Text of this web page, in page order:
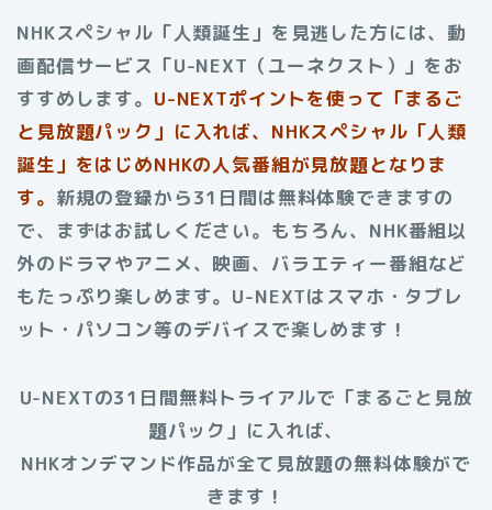
NHKスペシャル「人類誕生」を見逃した方には、動
画配信サービス「U-NEXT（ユーネクスト）」をお
すすめします。 U-NEXTポイントを使って「まるご
と見放題パック」に入れば、NHKスペシャル「人類
誕生」をはじめNHKの人気番組が見放題となりま
す。 新規の登録から31日間は無料体験できますの
で、まずはお試しください。もちろん、NHK番組以
外のドラマやアニメ、映画、バラエティー番組など
もたっぷり楽しめます。U-NEXTはスマホ・タブレ
ット・パソコン等のデバイスで楽しめます！
U-NEXTの31日間無料トライアルで「まるごと見放
題パック」に入れば、
NHKオンデマンド作品が全て見放題の無料体験がで
きます！